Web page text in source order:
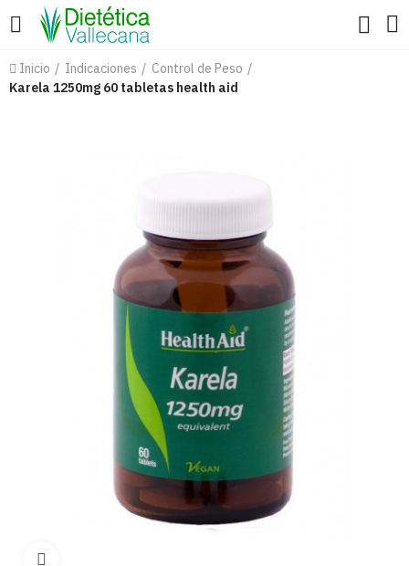
Inicio Indicaciones
Control de Peso
Karela 1250mg 60 tabletas health aid